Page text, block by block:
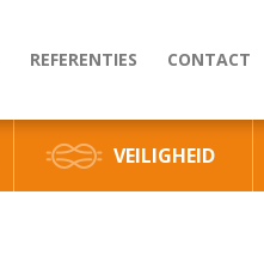
REFERENTIES CONTACT
VEILIGHEID